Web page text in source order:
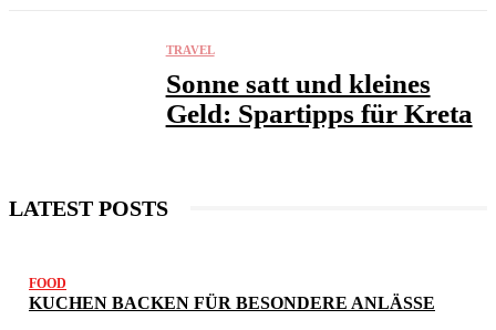
TRAVEL
Sonne satt und kleines
Geld: Spartipps für Kreta
LATEST POSTS
FOOD
KUCHEN BACKEN FÜR BESONDERE ANLÄSSE